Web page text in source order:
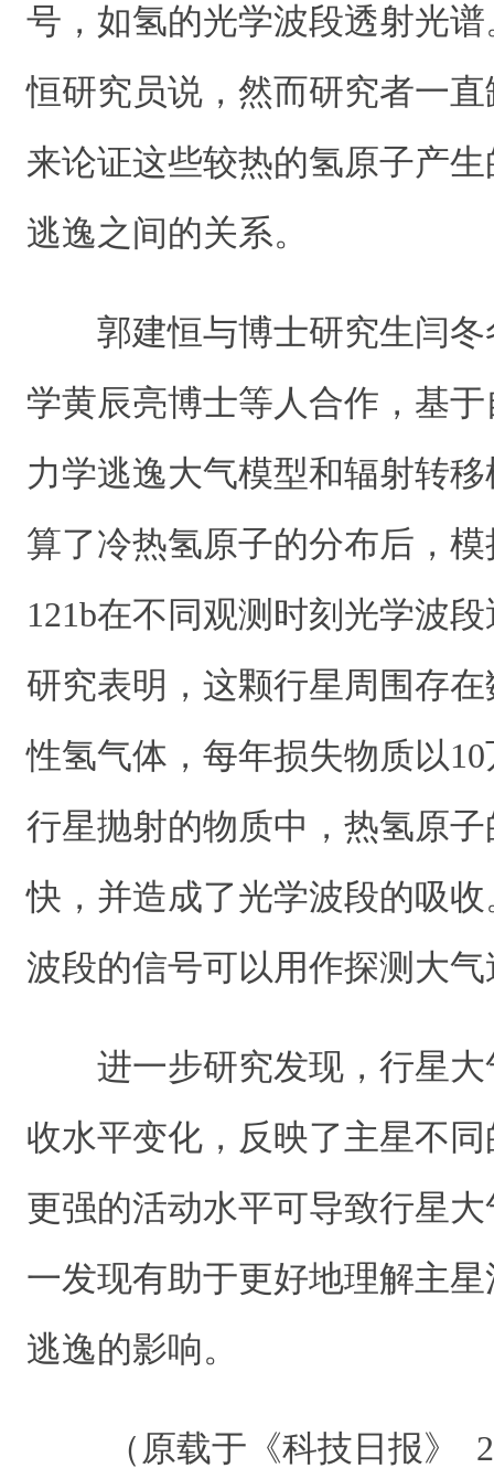
号，如氢的光学波段透射光
恒研究员说，然而研究者一
来论证这些较热的氢原子产
逃逸之间的关系。
郭建恒与博士研究生闫
学黄辰亮博士等人合作，基
力学逃逸大气模型和辐射转
算了冷热氢原子的分布后，模
121b在不同观测时刻光学波
研究表明，这颗行星周围存
性氢气体，每年损失物质以
行星抛射的物质中，热氢原
快，并造成了光学波段的吸
波段的信号可以用作探测大
进一步研究发现，行星
收水平变化，反映了主星不
更强的活动水平可导致行星
一发现有助于更好地理解主
逃逸的影响。
（原载于《科技日报》